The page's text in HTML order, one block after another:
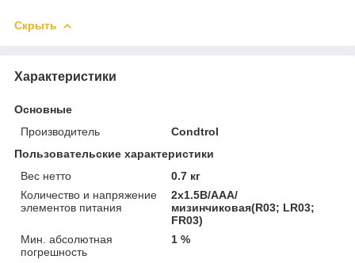
Скрыть
Характеристики
Основные
Производитель
Condtrol
Пользовательские характеристики
Вес нетто
0.7 кг
Количество и напряжение
элементов питания
2x1.5В/AAA/
мизинчиковая(R03; LR03;
FR03)
Мин. абсолютная
погрешность
1 %